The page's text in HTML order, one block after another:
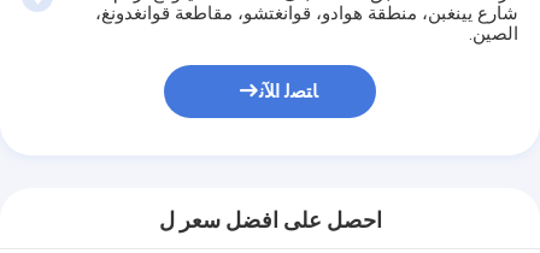
شارع يينغبن، منطقة هوادو، قوانغتشو، مقاطعة قوانغدونغ،
الصين.
ﺎﺘﺼﻟ ﺍﻶﻧ
احصل على افضل سعر ل